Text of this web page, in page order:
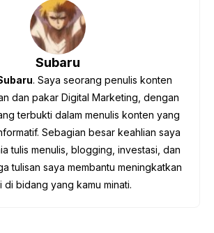
Subaru
. Saya seorang penulis konten
dan pakar Digital Marketing, dengan
terbukti dalam menulis konten yang
Sebagian besar keahlian saya
tulis menulis, blogging, investasi, dan
tulisan saya membantu meningkatkan
di bidang yang kamu minati.